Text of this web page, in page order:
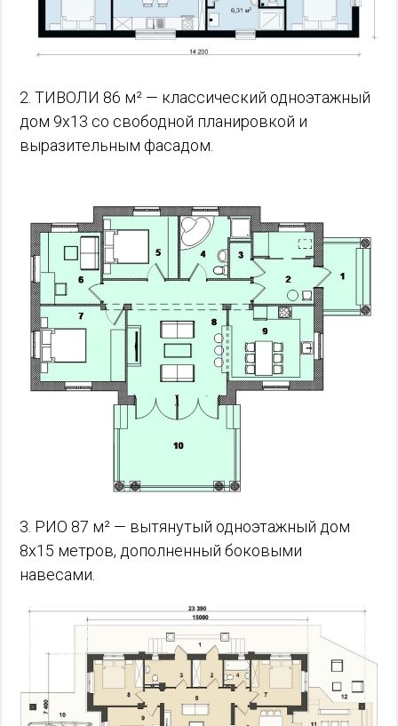
2. ТИВОЛИ 86 м² — классический одноэтажный
дом 9х13 со свободной планировкой и
выразительным фасадом.
3. РИО 87 м² — вытянутый одноэтажный дом
8х15 метров, дополненный боковыми
навесами.